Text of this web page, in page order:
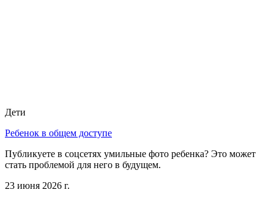
Дети
Ребенок в общем доступе
Публикуете в соцсетях умильные фото ребенка? Это может
стать проблемой для него в будущем.
23 июня 2026 г.